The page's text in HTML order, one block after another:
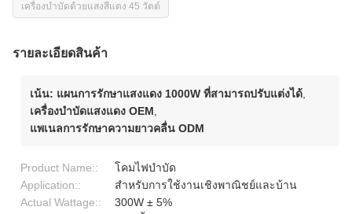
เครื่องบำบัดด้วยแสงสีแดง 45 วัตต์
รายละเอียดสินค้า
เน้น: แผนการรักษาแสงแดง 1000W ที่สามารถปรับแต่งได้
เครื่องบําบัดแสงแดง OEM
แพเนลการรักษาความยาวคลื่น ODM
Product Name::
โคมไฟบำบัด
Application::
สำหรับการใช้งานเชิงพาณิชย์และบ้าน
Actual Wattage::
300W ± 5%